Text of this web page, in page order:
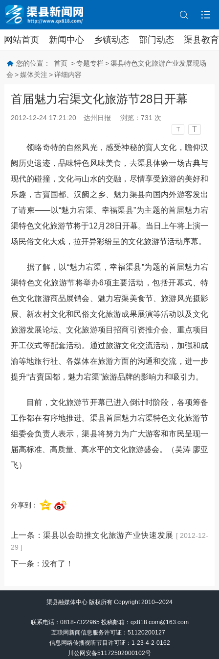
网站首页 新闻中心 乡镇动态 部门动态 渠县教育
您的位置： 首页 > 专题专栏 > 渠县特色文化旅游产业发展现场
会 > 媒体关注 > 详细内容
首届魅力宕渠文化旅游节28日开幕
2012-12-24 17:21:20 达州日报 浏览： 731 次
T T
领略奇特的自然风光，感受神秘的賨人文化，瞻仰汉
阙历史遗迹，品味特色风味美食，去渠县体验一场古典与
现代的碰撞，文化与山水的交融，尽情享受旅游的美好和
乐趣，古賨国都、汉阙之乡、魅力渠县向国内外游客发出
了请柬——以“魅力宕渠、幸福渠县”为主题的首届魅力宕
渠特色文化旅游节将于12月28日开幕。当日上午将上演一
场民俗文化大戏，拉开异彩纷呈的文化旅游节活动序幕。
据了解，以“魅力宕渠，幸福渠县”为题的首届魅力宕
渠特色文化旅游节将举办6项主要活动，包括开幕式、特
色文化旅游商品展销会、魅力宕渠美食节、旅游风光摄影
展、新农村文化和民俗文化旅游成果展演等活动以及文化
旅游发展论坛、文化旅游项目招商引资推介会、重点项目
开工仪式等配套活动。通过旅游文化交流活动，加强和成
渝等地旅行社、各媒体在旅游方面的沟通和交流，进一步
提升“古賨国都，魅力宕渠”旅游品牌的影响力和吸引力。
目前，文化旅游节开幕已进入倒计时阶段，各项筹备
工作都在有序地推进。渠县首届魅力宕渠特色文化旅游节
组委会负责人表示，渠县将努力为广大游客和市民呈现一
届高标准、高质量、高水平的文化旅游盛会。（吴涛 廖亚
飞）
分享到：
上一条：渠县以会助推文化旅游产业快速发展 [ 2012-12-
29 ]
下一条：没有了！
渠县融媒体中心 版权所有 Copyright 2010--2024
联系电话：0818-7322965 投稿邮箱：qx818.com@163.com
互联网新闻信息服务许可证：51120200127
信息网络传播视听节目许可证： 1-23-4-2-0162
川公网安备51172502000102号